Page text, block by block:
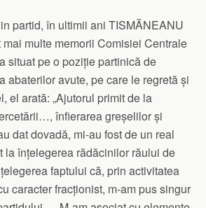
partid, în ultimii ani TISMĂNEANU
multe memorii Comisiei Centrale
situat pe o poziție partinică de
abaterilor avute, pe care le regretă și
el arată: „Ajutorul primit de la
înfierarea greșelilor și
dat dovadă, mi-au fost de un real
la înțelegerea rădăcinilor răului de
faptului că, prin activitatea
caracter fracționist, m-am pus singur